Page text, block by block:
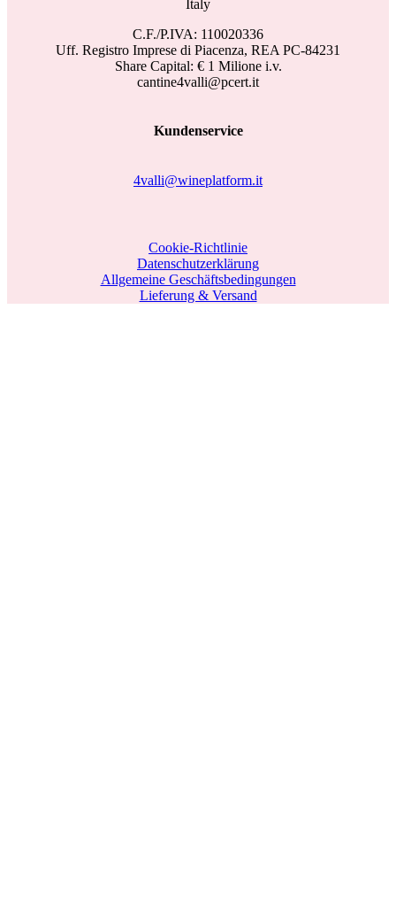
Italy
C.F./P.IVA: 110020336
Uff. Registro Imprese di Piacenza, REA PC-84231
Share Capital: € 1 Milione i.v.
cantine4valli@pcert.it
Kundenservice
4valli@wineplatform.it
Cookie-Richtlinie
Datenschutzerklärung
Allgemeine Geschäftsbedingungen
Lieferung & Versand